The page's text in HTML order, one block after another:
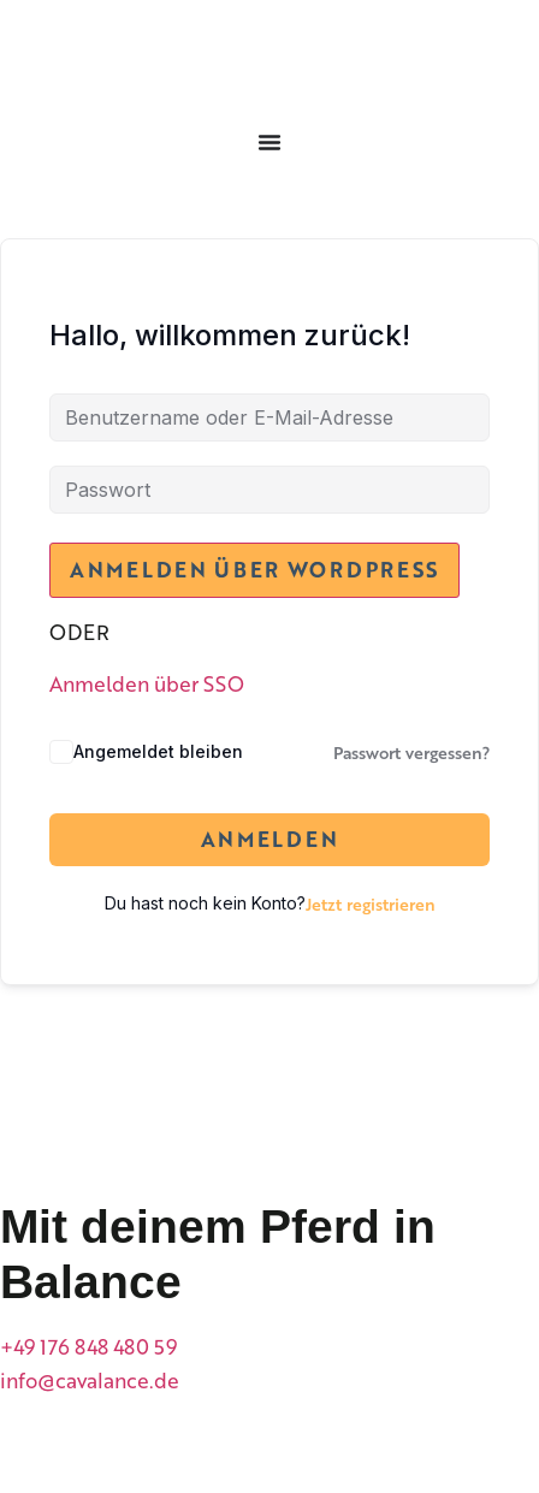
Hallo, willkommen zurück!
ODER
Anmelden über SSO
Angemeldet bleiben Passwort vergessen?
ANMELDEN
Du hast noch kein Konto?Jetzt registrieren
Mit deinem Pferd in
Balance
+49 176 848 480 59
info@cavalance.de